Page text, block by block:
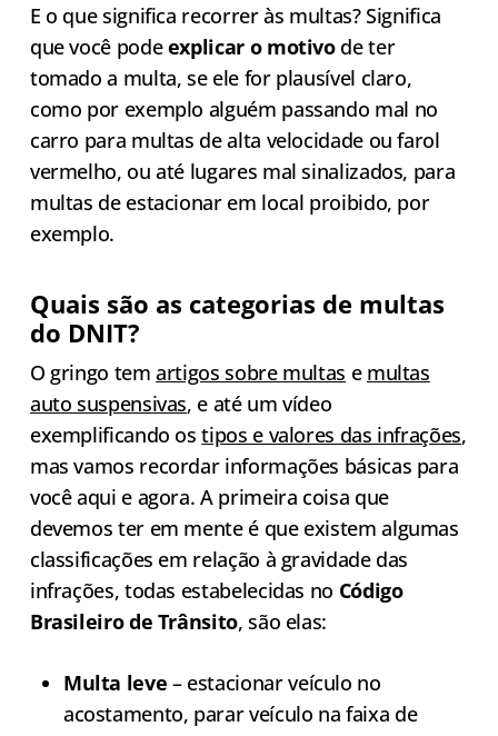
E o que significa recorrer às multas? Significa
que você podeexplicar o motivode ter
tomado a multa, se ele for plausível claro,
como por exemplo alguém passando mal no
carro para multas de alta velocidade ou farol
vermelho, ou até lugares mal sinalizados, para
multas de estacionar em local proibido, por
exemplo.
Quais são as categorias de multas
do DNIT?
O gringo temartigos sobre multas e multas
auto suspensivas, e até um vídeo
exemplificando ostipos e valores das infrações,
mas vamos recordar informações básicas para
você aqui e agora. A primeira coisa que
devemos ter em mente é que existem algumas
classificações em relação à gravidade das
infrações, todas estabelecidas no Código
Brasileiro de Trânsito, são elas:
Multa leve – estacionar veículo no
acostamento, parar veículo na faixa de